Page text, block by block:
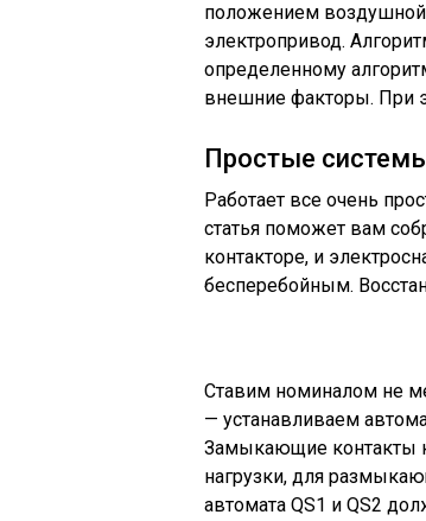
положением воздушной
электропривод.
определенному
внешние факторы. При
Простые
Работает все очень
статья поможет вам
контакторе, и
бесперебойным.
Ставим номиналом не
— устанавливаем
Замыкающие контакты
нагрузки, для
автомата QS1 и QS2